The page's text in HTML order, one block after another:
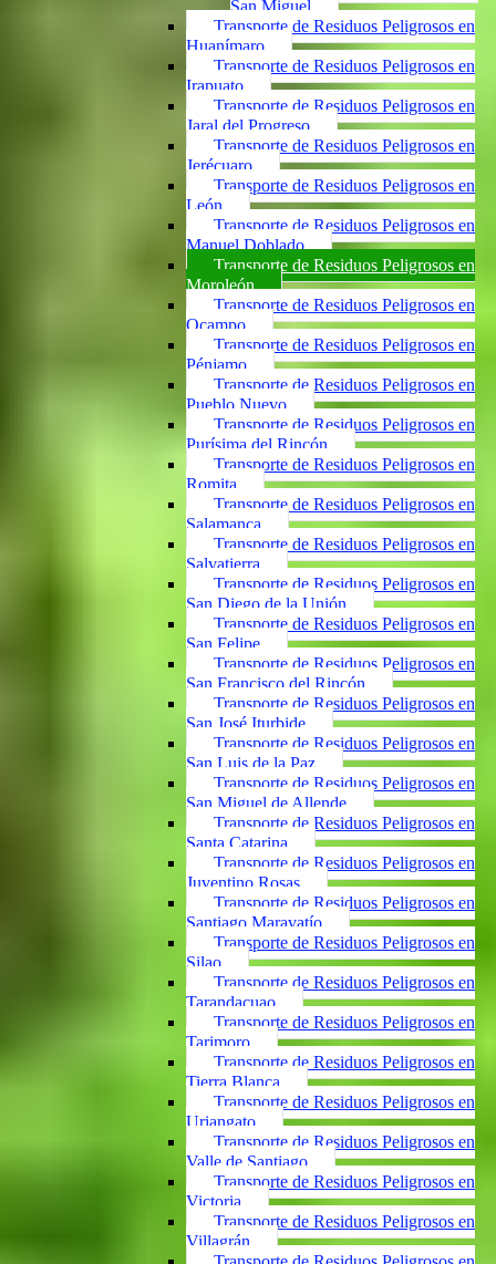
San Miguel
Transporte de Residuos Peligrosos en
Huanímaro
Transporte de Residuos Peligrosos en
Irapuato
Transporte de Residuos Peligrosos en
Jaral del Progreso
Transporte de Residuos Peligrosos en
Jerécuaro
Transporte de Residuos Peligrosos en
León
Transporte de Residuos Peligrosos en
Manuel Doblado
Transporte de Residuos Peligrosos en
Moroleón
Transporte de Residuos Peligrosos en
Ocampo
Transporte de Residuos Peligrosos en
Pénjamo
Transporte de Residuos Peligrosos en
Pueblo Nuevo
Transporte de Residuos Peligrosos en
Purísima del Rincón
Transporte de Residuos Peligrosos en
Romita
Transporte de Residuos Peligrosos en
Salamanca
Transporte de Residuos Peligrosos en
Salvatierra
Transporte de Residuos Peligrosos en
San Diego de la Unión
Transporte de Residuos Peligrosos en
San Felipe
Transporte de Residuos Peligrosos en
San Francisco del Rincón
Transporte de Residuos Peligrosos en
San José Iturbide
Transporte de Residuos Peligrosos en
San Luis de la Paz
Transporte de Residuos Peligrosos en
San Miguel de Allende
Transporte de Residuos Peligrosos en
Santa Catarina
Transporte de Residuos Peligrosos en
Juventino Rosas
Transporte de Residuos Peligrosos en
Santiago Maravatío
Transporte de Residuos Peligrosos en
Silao
Transporte de Residuos Peligrosos en
Tarandacuao
Transporte de Residuos Peligrosos en
Tarimoro
Transporte de Residuos Peligrosos en
Tierra Blanca
Transporte de Residuos Peligrosos en
Uriangato
Transporte de Residuos Peligrosos en
Valle de Santiago
Transporte de Residuos Peligrosos en
Victoria
Transporte de Residuos Peligrosos en
Villagrán